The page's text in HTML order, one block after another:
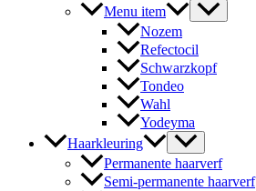
Menu item
Nozem
Refectocil
Schwarzkopf
Tondeo
Wahl
Yodeyma
Haarkleuring
Permanente haarverf
Semi-permanente haarverf